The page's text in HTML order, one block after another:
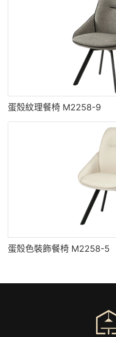
蛋殼紋理餐椅 M2258-9
蛋殼色裝飾餐椅 M2258-5